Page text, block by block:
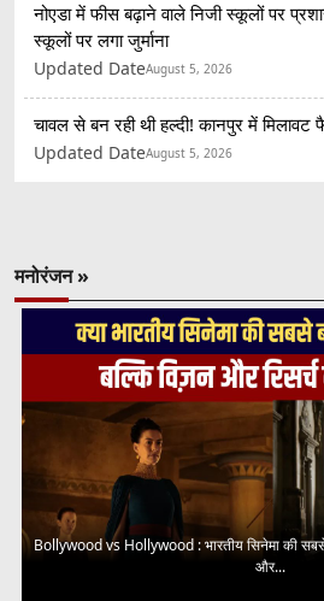
नोएडा में फीस बढ़ाने वाले निजी स्कूलों पर
स्कूलों पर लगा जुर्माना
Updated DateAugust 5, 2026
चावल से बन रही थी हल्दी! कानपुर में मिलावट
Updated DateAugust 5, 2026
मनोरंजन »
Bollywood vs Hollywood : भारतीय सिनेमा की
और...